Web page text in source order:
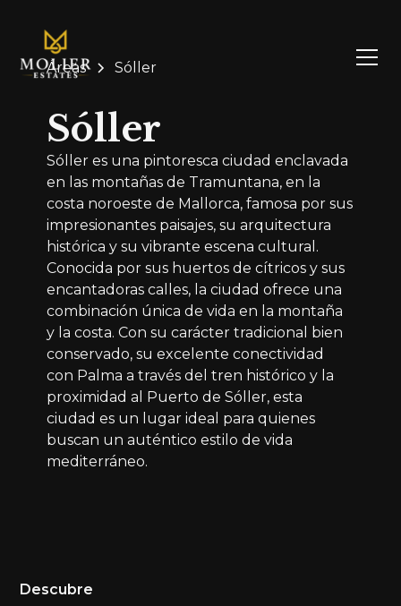
Áreas Sóller
Sóller
Sóller es una pintoresca ciudad enclavada
en las montañas de Tramuntana, en la
costa noroeste de Mallorca, famosa por sus
impresionantes paisajes, su arquitectura
histórica y su vibrante escena cultural.
Conocida por sus huertos de cítricos y sus
encantadoras calles, la ciudad ofrece una
combinación única de vida en la montaña
y la costa. Con su carácter tradicional bien
conservado, su excelente conectividad
con Palma a través del tren histórico y la
proximidad al Puerto de Sóller, esta
ciudad es un lugar ideal para quienes
buscan un auténtico estilo de vida
mediterráneo.
Descubre